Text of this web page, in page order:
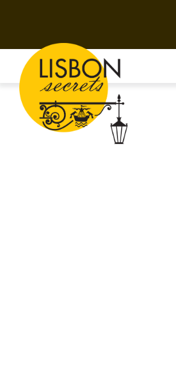
content